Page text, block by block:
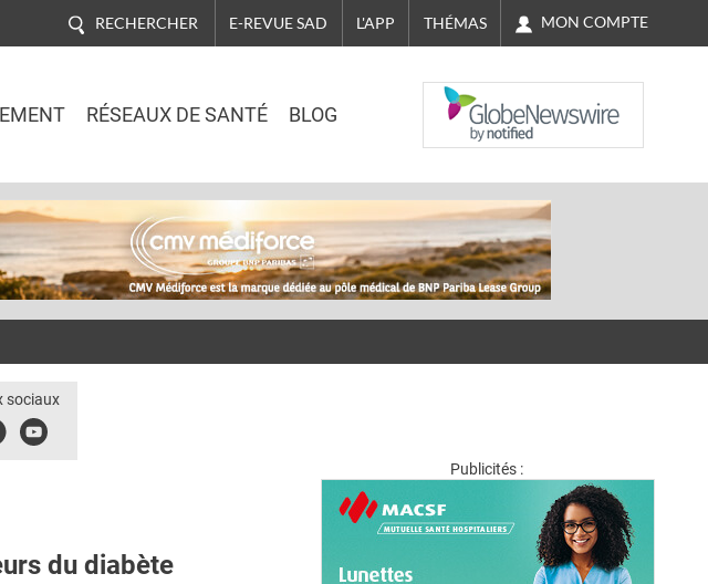
RECHERCHER E-REVUE SAD L'APP THÉMAS MON COMPTE
RÉSEAUX DE SANTÉ BLOG
NASDAQ
sociaux
Youbute
du diabète
Publicités :